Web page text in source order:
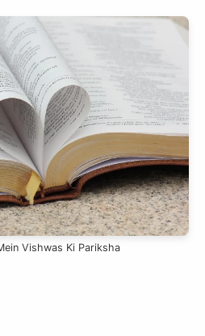
Vishwas Ki Pariksha
for new India
Slice क्रेडिट कार्ड के ज़रिए अपना पहला
तुरंत ₹500 का कैशबैक मिलेगा!
Now